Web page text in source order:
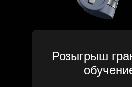
Розыгрыш